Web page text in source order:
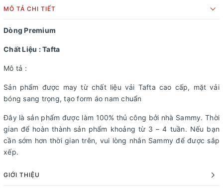
MÔ TẢ CHI TIẾT
Dòng Premium
Chất Liệu : Tafta
Mô tả :
Sản phẩm được may từ chất liệu vải Tafta cao cấp, mặt vải
bóng sang trọng, tạo form áo nam chuẩn
Đây là sản phẩm được làm 100% thủ công bởi nhà Sammy. Thời
gian để hoàn thành sản phẩm khoảng từ 3 – 4 tuần. Nếu bạn
cần sớm hơn thời gian trên, vui lòng nhắn Sammy để được sắp
xếp.
GIỚI THIỆU